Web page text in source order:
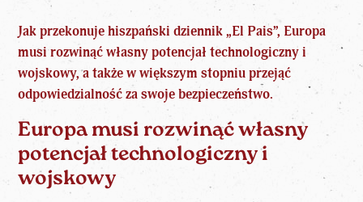
Jak przekonuje hiszpański dziennik „El Pais”, Europa
musi rozwinąć własny potencjał technologiczny i
wojskowy, a także w większym stopniu przejąć
odpowiedzialność za swoje bezpieczeństwo.
Europa musi rozwinąć własny
potencjał technologiczny i
wojskowy